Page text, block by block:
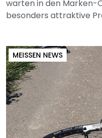
warten in den Marken-
besonders attraktive
MEISSEN NEWS